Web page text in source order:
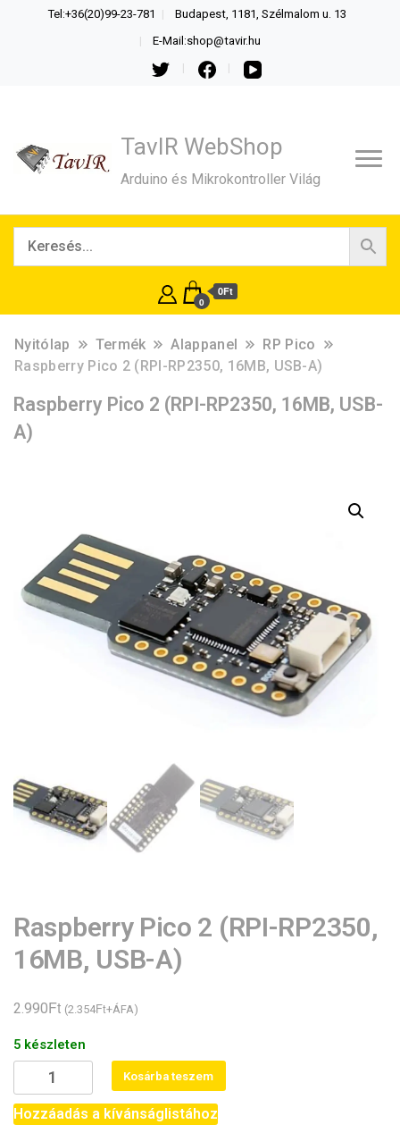
Tel:+36(20)99-23-781 Budapest, 1181, Szélmalom u. 13
E-Mail:shop@tavir.hu
TavIR WebShop
Arduino és Mikrokontroller Világ
0
0Ft
Nyitólap Termék Alappanel
RP Pico
Raspberry Pico 2 (RPI-RP2350, 16MB, USB-A)
Raspberry Pico 2 (RPI-RP2350, 16MB, USB-
A)
Raspberry Pico 2 (RPI-RP2350,
16MB, USB-A)
2.990Ft (2.354Ft+ÁFA)
5 készleten
Raspberry
Pico
2
Kosárba teszem
Hozzáadás a kívánságlistához